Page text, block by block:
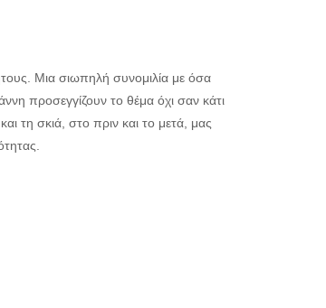
Μια σιωπηλή συνομιλία με όσα
προσεγγίζουν το θέμα όχι σαν κάτι
τη σκιά, στο πριν και το μετά, μας